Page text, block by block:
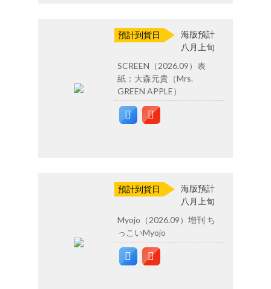
預計到貨日
海版預計
八月上旬
SCREEN（2026.09）表
紙：大森元貴（Mrs.
GREEN APPLE）
預計到貨日
海版預計
八月上旬
Myojo（2026.09）增刊 ち
っこいMyojo